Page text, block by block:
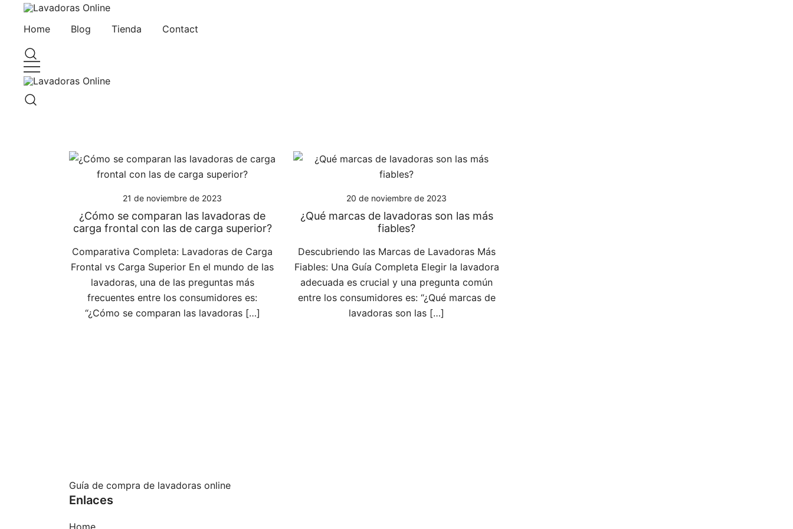
Saltar
Lavadoras Online
Guía de compra de lavadoras online
Home Blog Tienda Contact
Lavadoras Online
Guía de compra de lavadoras online
21 de noviembre de 2023
¿Cómo se comparan las lavadoras de
carga frontal con las de carga superior?
Comparativa Completa: Lavadoras de Carga
Frontal vs Carga Superior En el mundo de las
lavadoras, una de las preguntas más
frecuentes entre los consumidores es:
“¿Cómo se comparan las lavadoras […]
20 de noviembre de 2023
¿Qué marcas de lavadoras son las más
fiables?
Descubriendo las Marcas de Lavadoras Más
Fiables: Una Guía Completa Elegir la lavadora
adecuada es crucial y una pregunta común
entre los consumidores es: “¿Qué marcas de
lavadoras son las […]
Guía de compra de lavadoras online
Enlaces
Home